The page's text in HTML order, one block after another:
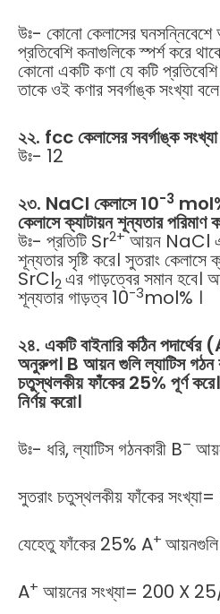
উঃ- কোনো কেলাসের
প্রতিবেশি কনাগুলিকে স্পর্শ করে
কোনো একটি কণা যে কটি
তাকে ওই কণার সবর্গাঙ্ক সংখ্যা
২২. fccকেলাসেরসবর্গাঙ্কসংখ্যা
উঃ- 12
২৩. NaCl কেলাসে10-3
কেলাসেক্যাটায়নশূন্যতারপরিমাণ
উঃ- প্রতিটি Sr2+আয়ন NaCl এর
শূন্যতার সৃষ্টি করে। সুতরাং
SrCl2এর গাড়ত্বের সমান হবে।
শূন্যতার গাড়ত্ব 10-3mol% ।
২৪. একটিবাইনারিকঠিনপদার্থের
অনুরুপ। B আয়নগুলিল্যাটিস গঠন
চতুস্থলকীয়ফাঁকের25% পূর্ণকরে।
নির্ণয়করো।
উঃ- ধরি, ল্যাটিস গঠনকারী B–
সুতরাং চতুস্থলকীয় ফাঁকের
যেহেতু ফাঁকের 25% A+ আয়নগুলি
A+ আয়নের সংখ্যা= 200 X